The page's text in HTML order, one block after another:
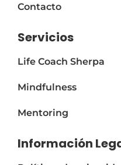
Contacto
Servicios
Life Coach Sherpa
Mindfulness
Mentoring
Información